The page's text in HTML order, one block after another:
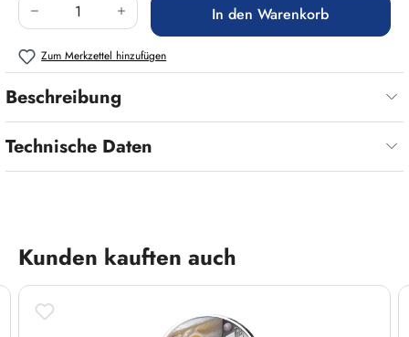
Produkt Anzahl: Gib den gewünschten Wert
In den Warenkorb
Zum Merkzettel hinzufügen
Beschreibung
Technische Daten
Produktgalerie überspringen
Kunden kauften auch